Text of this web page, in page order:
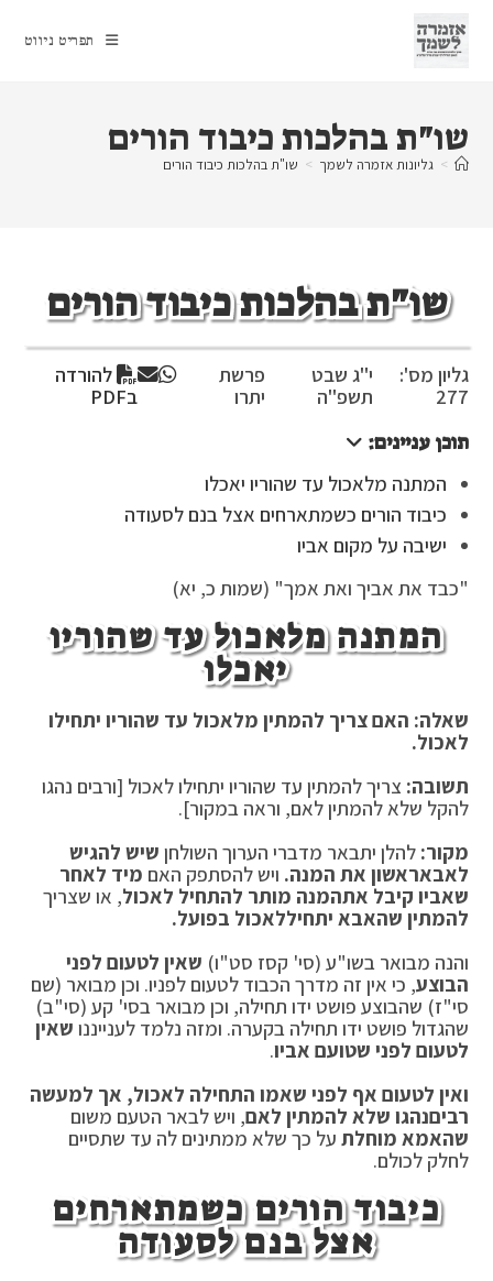
content
תפריט ניווט
שו"ת בהלכות כיבוד הורים
> גליונות אזמרה לשמך > שו"ת בהלכות כיבוד הורים
שו"ת בהלכות כיבוד הורים
גליון מס':
277
י"ג שבט
תשפ"ה
פרשת
יתרו
להורדה
בPDF
תוכן עניינים:
המתנה מלאכול עד שהוריו יאכלו
כיבוד הורים כשמתארחים אצל בנם לסעודה
ישיבה על מקום אביו
"כבד את אביך ואת אמך" (שמות כ, יא)
המתנה מלאכול עד שהוריו
יאכלו
שאלה: האם צריך להמתין מלאכול עד שהוריו יתחילו
לאכול.
תשובה: צריך להמתין עד שהוריו יתחילו לאכול [ורבים נהגו
להקל שלא להמתין לאם, וראה במקור].
מקור: להלן יתבאר מדברי הערוך השולחן שיש להגיש
לאבאראשון את המנה. ויש להסתפק האם מיד לאחר
שאביו קיבל אתהמנה מותר להתחיל לאכול, או שצריך
להמתין שהאבא יתחיללאכול בפועל.
והנה מבואר בשו"ע (סי' קסז סט"ו) שאין לטעום לפני
הבוצע, כי אין זה מדרך הכבוד לטעום לפניו. וכן מבואר (שם
סי"ז) שהבוצע פושט ידו תחילה, וכן מבואר בסי' קע (סי"ב)
שהגדול פושט ידו תחילה בקערה. ומזה נלמד לענייננו שאין
לטעום לפני שטועם אביו.
ואין לטעום אף לפני שאמו התחילה לאכול, אך למעשה
רביםנהגו שלא להמתין לאם, ויש לבאר הטעם משום
שהאמא מוחלת על כך שלא ממתינים לה עד שתסיים
לחלק לכולם.
כיבוד הורים כשמתארחים
אצל בנם לסעודה